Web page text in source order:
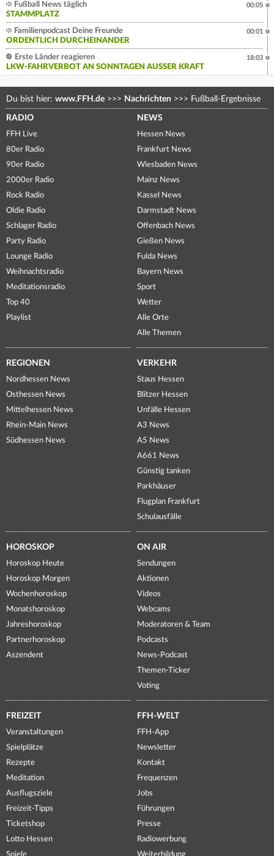
Fußball News täglich
STAMMPLATZ
00:05
Familienpodcast Deine Freunde
ORDENTLICH DURCHEINANDER
00:01
Erste Länder reagieren
LKW-FAHRVERBOT AN SONNTAGEN AUSSER KRAFT
18:03
Du bist hier: www.FFH.de >>> Nachrichten >>> Fußball-Ergebnisse
RADIO
FFH Live
80er Radio
90er Radio
2000er Radio
Rock Radio
Oldie Radio
Schlager Radio
Party Radio
Lounge Radio
Weihnachtsradio
Meditationsradio
Top 40
Playlist
NEWS
Hessen News
Frankfurt News
Wiesbaden News
Mainz News
Kassel News
Darmstadt News
Offenbach News
Gießen News
Fulda News
Bayern News
Sport
Wetter
Alle Orte
Alle Themen
REGIONEN
Nordhessen News
Osthessen News
Mittelhessen News
Rhein-Main News
Südhessen News
VERKEHR
Staus Hessen
Blitzer Hessen
Unfälle Hessen
A3 News
A5 News
A661 News
Günstig tanken
Parkhäuser
Flugplan Frankfurt
Schulausfälle
HOROSKOP
Horoskop Heute
Horoskop Morgen
Wochenhoroskop
Monatshoroskop
Jahreshoroskop
Partnerhoroskop
Aszendent
ON AIR
Sendungen
Aktionen
Videos
Webcams
Moderatoren & Team
Podcasts
News-Podcast
Themen-Ticker
Voting
FREIZEIT
Veranstaltungen
Spielplätze
Rezepte
Meditation
Ausflugsziele
Freizeit-Tipps
Ticketshop
Lotto Hessen
FFH-WELT
FFH-App
Newsletter
Kontakt
Frequenzen
Jobs
Führungen
Presse
Radiowerbung